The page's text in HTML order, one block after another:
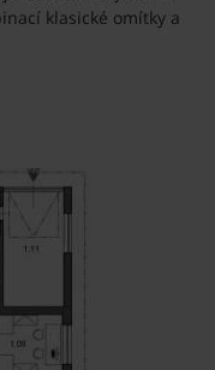
klasické omítky a